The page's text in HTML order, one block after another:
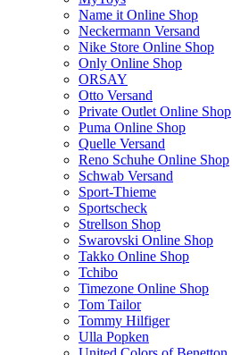
Name it Online Shop
Neckermann Versand
Nike Store Online Shop
Only Online Shop
ORSAY
Otto Versand
Private Outlet Online Shop
Puma Online Shop
Quelle Versand
Reno Schuhe Online Shop
Schwab Versand
Sport-Thieme
Sportscheck
Strellson Shop
Swarovski Online Shop
Takko Online Shop
Tchibo
Timezone Online Shop
Tom Tailor
Tommy Hilfiger
Ulla Popken